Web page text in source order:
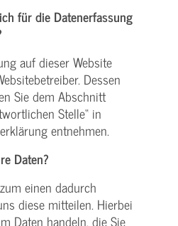
für die Datenerfassung
auf dieser Website
Dessen
Sie dem Abschnitt
Stelle“ in
entnehmen.
Daten?
einen dadurch
diese mitteilen. Hierbei
Daten handeln, die Sie